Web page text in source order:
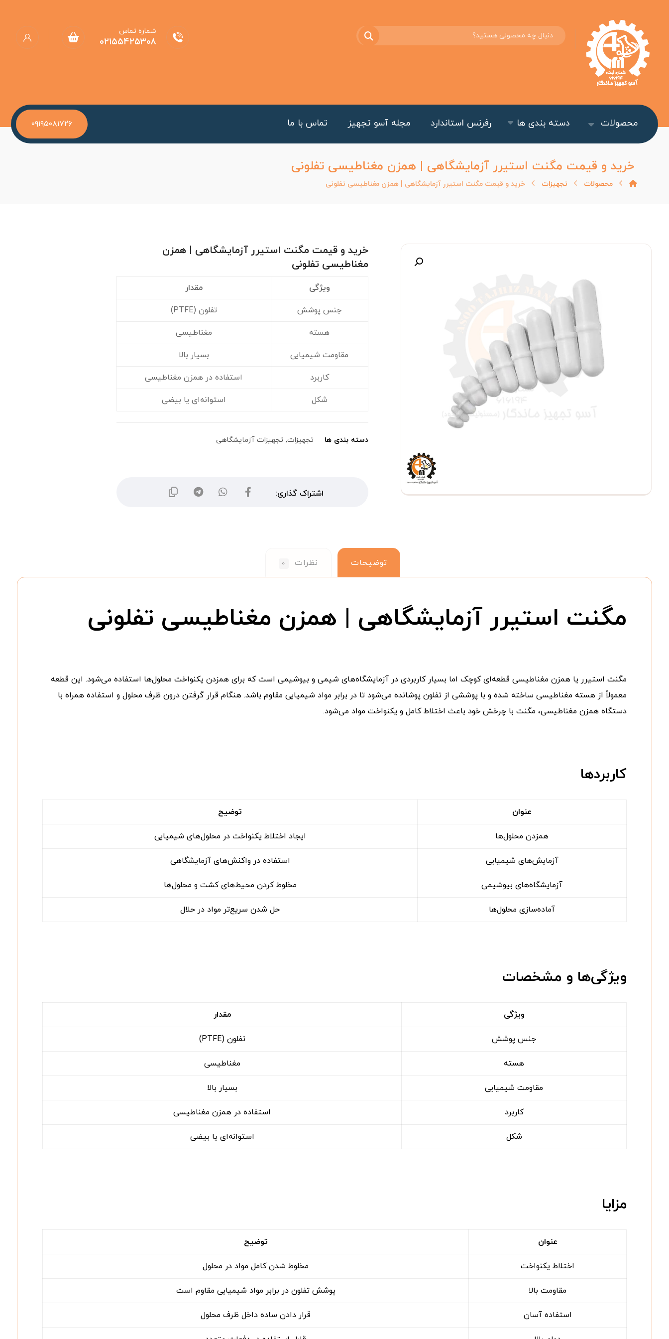
شماره تماس
۰۲۱۵۵۴۲۵۳۰۸
محصولات دسته بندی ها رفرنس استاندارد مجله آسو تجهیز تماس با ما ۰۹۱۹۵۰۸۱۷۲۶
خرید و قیمت مگنت استیرر آزمایشگاهی | همزن مغناطیسی تفلونی
محصولات تجهیزات خرید و قیمت مگنت استیرر آزمایشگاهی | همزن مغناطیسی تفلونی
خرید و قیمت مگنت استیرر آزمایشگاهی | همزن
مغناطیسی تفلونی
ویژگی مقدار
جنس پوشش تفلون (PTFE)
هسته مغناطیسی
مقاومت شیمیایی بسیار بالا
کاربرد استفاده در همزن مغناطیسی
شکل استوانه‌ای یا بیضی
دسته بندی ها تجهیزات,تجهیزات آزمایشگاهی
توضیحات نظرات ۰
مگنت استیرر آزمایشگاهی | همزن مغناطیسی تفلونی
مگنت استیرر یا همزن مغناطیسی قطعه‌ای کوچک اما بسیار کاربردی در آزمایشگاه‌های شیمی و بیوشیمی است که برای همزدن یکنواخت محلول‌ها استفاده می‌شود. این قطعه
معمولاً از هسته مغناطیسی ساخته شده و با پوششی از تفلون پوشانده می‌شود تا در برابر مواد شیمیایی مقاوم باشد. هنگام قرار گرفتن درون ظرف محلول و استفاده همراه با
دستگاه همزن مغناطیسی، مگنت با چرخش خود باعث اختلاط کامل و یکنواخت مواد می‌شود.
کاربردها
عنوان توضیح
همزدن محلول‌ها ایجاد اختلاط یکنواخت در محلول‌های شیمیایی
آزمایش‌های شیمیایی استفاده در واکنش‌های آزمایشگاهی
آزمایشگاه‌های بیوشیمی مخلوط کردن محیط‌های کشت و محلول‌ها
آماده‌سازی محلول‌ها حل شدن سریع‌تر مواد در حلال
ویژگی‌ها و مشخصات
ویژگی مقدار
جنس پوشش تفلون (PTFE)
هسته مغناطیسی
مقاومت شیمیایی بسیار بالا
کاربرد استفاده در همزن مغناطیسی
شکل استوانه‌ای یا بیضی
مزایا
عنوان توضیح
اختلاط یکنواخت مخلوط شدن کامل مواد در محلول
مقاومت بالا پوشش تفلون در برابر مواد شیمیایی مقاوم است
استفاده آسان قرار دادن ساده داخل ظرف محلول